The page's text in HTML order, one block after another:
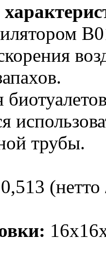
трубы.
(нетто